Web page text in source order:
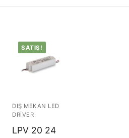
SATIŞ!
DIŞ MEKAN LED
DRIVER
LPV 20 24